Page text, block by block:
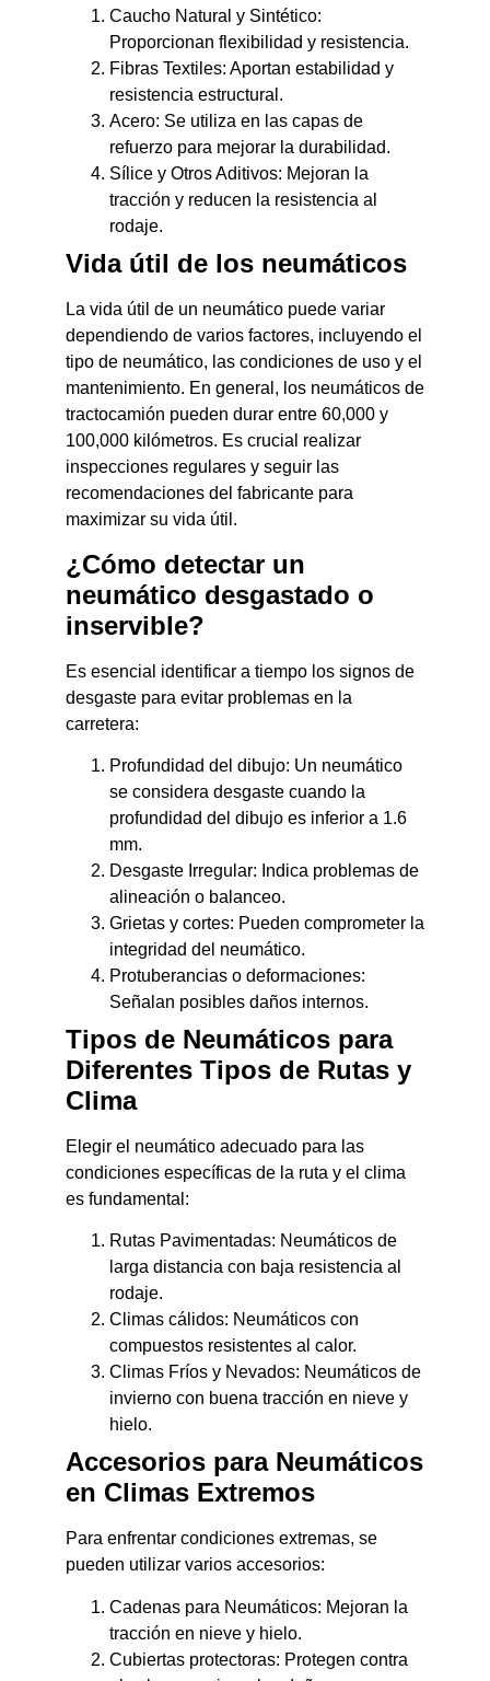
Caucho Natural y Sintético:
Proporcionan flexibilidad y resistencia.
Fibras Textiles: Aportan estabilidad y
resistencia estructural.
Acero: Se utiliza en las capas de
refuerzo para mejorar la durabilidad.
Sílice y Otros Aditivos: Mejoran la
tracción y reducen la resistencia al
rodaje.
Vida útil de los neumáticos
La vida útil de un neumático puede variar
dependiendo de varios factores, incluyendo el
tipo de neumático, las condiciones de uso y el
mantenimiento. En general, los neumáticos de
tractocamión pueden durar entre 60,000 y
100,000 kilómetros. Es crucial realizar
inspecciones regulares y seguir las
recomendaciones del fabricante para
maximizar su vida útil.
¿Cómo detectar un
neumático desgastado o
inservible?
Es esencial identificar a tiempo los signos de
desgaste para evitar problemas en la
carretera:
Profundidad del dibujo: Un neumático
se considera desgaste cuando la
profundidad del dibujo es inferior a 1.6
mm.
Desgaste Irregular: Indica problemas de
alineación o balanceo.
Grietas y cortes: Pueden comprometer la
integridad del neumático.
Protuberancias o deformaciones:
Señalan posibles daños internos.
Tipos de Neumáticos para
Diferentes Tipos de Rutas y
Clima
Elegir el neumático adecuado para las
condiciones específicas de la ruta y el clima
es fundamental:
Rutas Pavimentadas: Neumáticos de
larga distancia con baja resistencia al
rodaje.
Climas cálidos: Neumáticos con
compuestos resistentes al calor.
Climas Fríos y Nevados: Neumáticos de
invierno con buena tracción en nieve y
hielo.
Accesorios para Neumáticos
en Climas Extremos
Para enfrentar condiciones extremas, se
pueden utilizar varios accesorios:
Cadenas para Neumáticos: Mejoran la
tracción en nieve y hielo.
Cubiertas protectoras: Protegen contra